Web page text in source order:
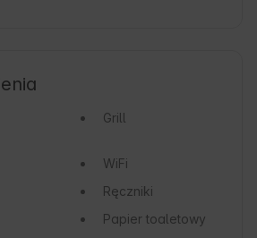
Grill
WiFi
Ręczniki
Papier toaletowy